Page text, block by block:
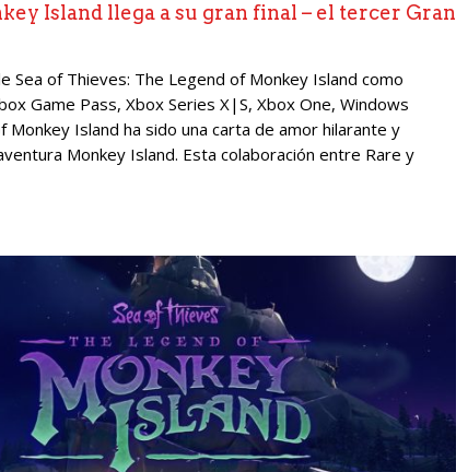
Island llega a su gran final – el tercer Gran
Sea of Thieves: The Legend of Monkey Island como
Game Pass, Xbox Series X|S, Xbox One, Windows
Island ha sido una carta de amor hilarante y
Monkey Island. Esta colaboración entre Rare y